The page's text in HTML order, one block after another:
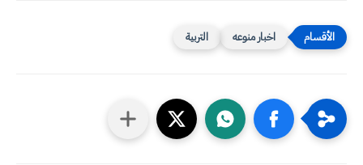
اخبار منوعه التربية